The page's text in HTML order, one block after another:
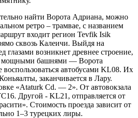
найти Ворота Адриана, можно
ретро – трамвае, с названием
входит регион Tevfik Isik
сквозь Калеичи. Выйдя на
глазами возникнет древнее строение,
мощными башнями — Ворота
автобусами KL08. Их
заканчивается в Лару.
«Ataturk Cd. — 2». От автовокзала
Другой - KL21, отправляется от
Стоимость проезда зависит от
1–3 турецких лиры.